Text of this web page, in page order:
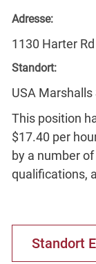
Adresse:
1130 Harter Rd
Standort:
USA
This position
$17.40 per
by a number
qualifications,
Standort